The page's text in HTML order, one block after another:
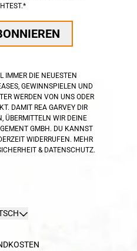
IMMER DIE NEUESTEN
GEWINNSPIELEN UND
WERDEN VON UNS ODER
DAMIT REA GARVEY DIR
ÜBERMITTELN WIR DEINE
GMBH. DU KANNST
WIDERRUFEN. MEHR
& DATENSCHUTZ.
Absenden